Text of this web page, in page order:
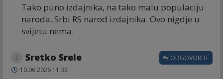
Tako puno izdajnika, na tako malu populaciju
naroda. Srbi RS narod izdajnika. Ovo nigdje u
svijetu nema.
Sretko Srele
10.06.2026 11:33
ODGOVORITE